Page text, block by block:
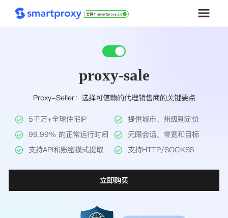
解决方案
工具
帮助中心
proxy-sale
Proxy-Seller：选择可信赖的代理销售商的关键要点
5千万+全球住宅IP
提供城市、州级别定位
99.99% 的正常运行时间
无限会话、带宽和目标
支持API和账密模式提取
支持HTTP/SOCKS5
立即购买